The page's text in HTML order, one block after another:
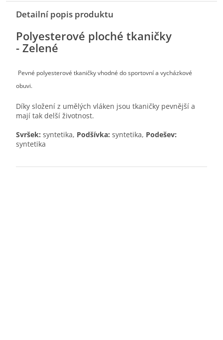
Detailní popis produktu
Polyesterové ploché tkaničky
- Zelené
Pevné polyesterové tkaničky vhodné do sportovní a vycházkové
obuvi.
Díky složení z umělých vláken jsou tkaničky pevnější a
mají tak delší životnost.
Svršek: syntetika, Podšívka: syntetika, Podešev:
syntetika